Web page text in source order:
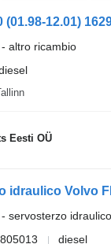
(01.98-12.01)
altro ricambio
Eesti OÜ
servosterzo idraulico
diesel